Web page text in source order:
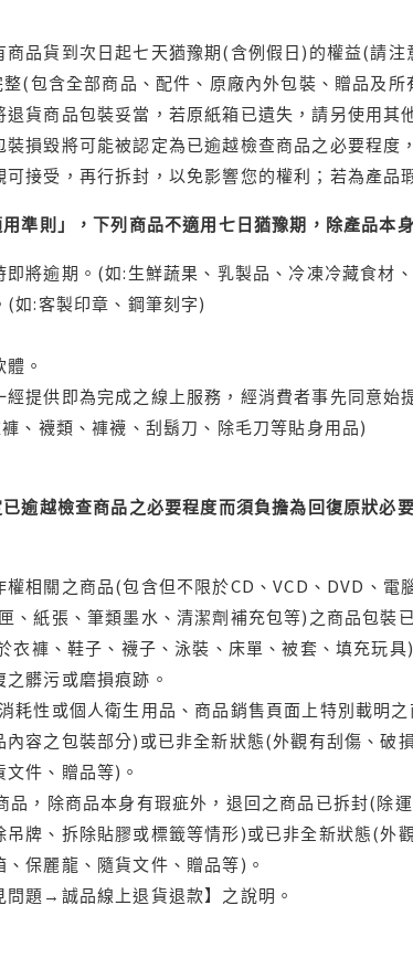
品貨到次日起七天猶豫期(含例假日)的權益(請
(包含全部商品、配件、原廠內外包裝、贈品及所
貨商品包裝妥當，若原紙箱已遺失，請另使用
裝損毀將可能被認定為已逾越檢查商品之必要程
接受，再行拆封，以免影響您的權利；若為產品
準則」，下列商品不適用七日猶豫期，除產品本
將逾期。(如:生鮮蔬果、乳製品、冷凍冷藏食材
如:客製印章、鋼筆刻字)
。
提供即為完成之線上服務，經消費者事先同意始
、襪類、褲襪、刮鬍刀、除毛刀等貼身用品)
逾越檢查商品之必要程度而須負擔為回復原狀必
相關之商品(包含但不限於CD、VCD、DVD、電
、紙張、筆類墨水、清潔劑補充包等)之商品包裝
褲、鞋子、襪子、泳裝、床單、被套、填充玩
髒污或磨損痕跡。
耗性或個人衛生用品、商品銷售頁面上特別載明
容之包裝部分)或已非全新狀態(外觀有刮傷、破
件、贈品等)。
品，除商品本身有瑕疵外，退回之商品已拆封(除
牌、拆除貼膠或標籤等情形)或已非全新狀態(外
保麗龍、隨貨文件、贈品等)。
題→誠品線上退貨退款】之說明。